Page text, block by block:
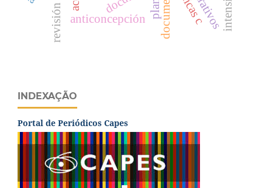
anticoncepción documents
INDEXAÇÃO
Portal de Periódicos Capes